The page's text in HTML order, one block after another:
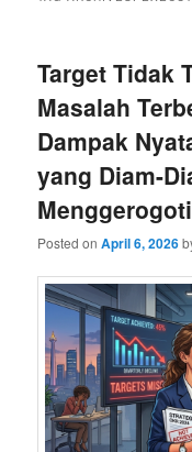
Target Tidak
Masalah
Dampak
yang Diam-
Posted onApril 6, 2026